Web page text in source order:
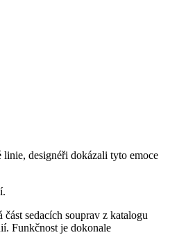
designéři dokázali tyto emoce
sedacích souprav z katalogu
Funkčnost je dokonale